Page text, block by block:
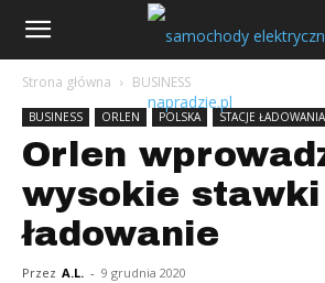
Strona główna BUSINESS
BUSINESS ORLEN POLSKA STACJE ŁADOWANIA
Orlen
wysokie stawki
ładowanie
Przez A.L. - 9 grudnia 2020